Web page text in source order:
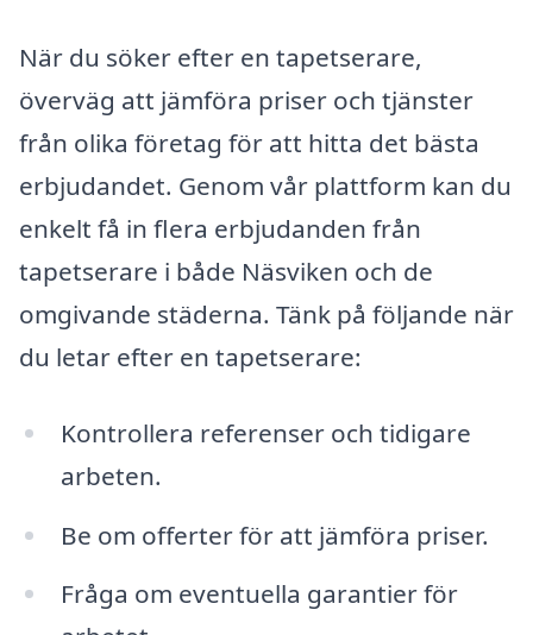
När du söker efter en tapetserare,
överväg att jämföra priser och tjänster
från olika företag för att hitta det bästa
erbjudandet. Genom vår plattform kan du
enkelt få in flera erbjudanden från
tapetserare i både Näsviken och de
omgivande städerna. Tänk på följande när
du letar efter en tapetserare:
Kontrollera referenser och tidigare
arbeten.
Be om offerter för att jämföra priser.
Fråga om eventuella garantier för